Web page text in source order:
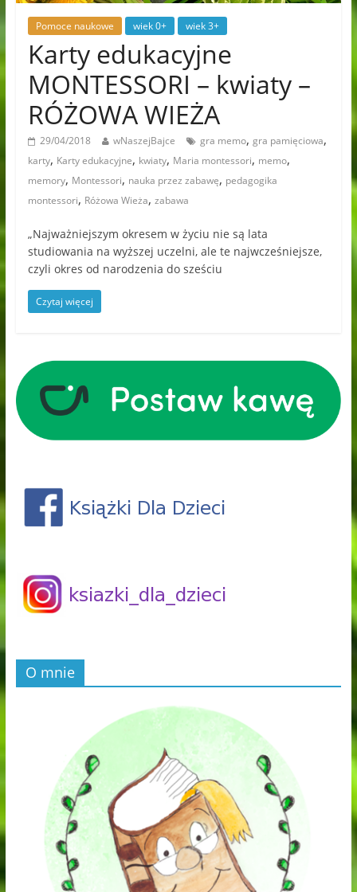
Pomoce naukowe wiek 0+ wiek 3+
Karty edukacyjne
MONTESSORI – kwiaty –
RÓŻOWA WIEŻA
29/04/2018 wNaszejBajce gra memo, gra pamięciowa,
karty, Karty edukacyjne, kwiaty, Maria montessori, memo,
memory, Montessori, nauka przez zabawę, pedagogika
montessori, Różowa Wieża, zabawa
„Najważniejszym okresem w życiu nie są lata
studiowania na wyższej uczelni, ale te najwcześniejsze,
czyli okres od narodzenia do sześciu
Czytaj więcej
O mnie